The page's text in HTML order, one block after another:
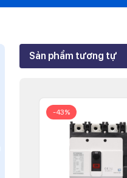
Mr Trâm - Điện Thái Dương
Zalo
Ms Hồng - Điện Thái Dương
Sản phẩm tương tự
-43%